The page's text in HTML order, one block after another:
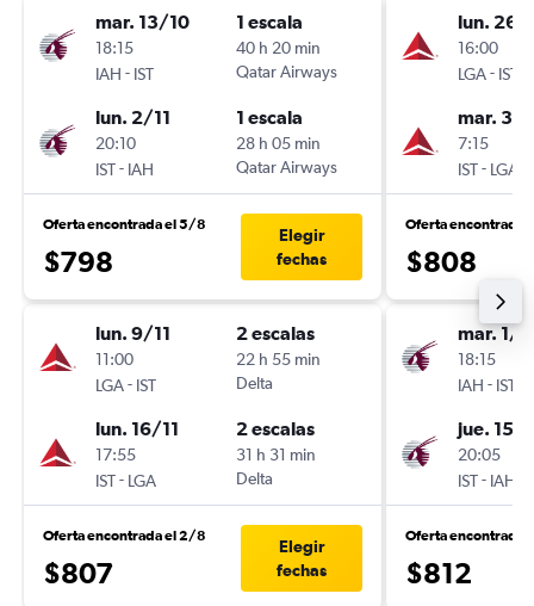
mar. 13/10
18:15
IAH - IST
1 escala
40 h 20 min
Qatar Airways
lun. 2/11
20:10
IST- IAH
1 escala
28 h 05 min
Qatar Airways
Oferta encontrada el 5/8
$798
Elegir
fechas
lun. 9/11
11:00
LGA- IST
2 escalas
22 h 55 min
Delta
lun. 16/11
17:55
IST- LGA
2 escalas
31 h 31 min
Delta
Oferta encontrada el 2/8
$807
Elegir
fechas
lun. 26/
16:00
LGA- IST
mar. 3/
7:15
IST- LGA
Oferta encontrada
$808
mar. 1/9
18:15
IAH - IST
jue. 15/
20:05
IST- IAH
Oferta encontrada
$812